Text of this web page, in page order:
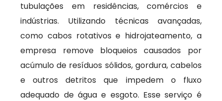
tubulações em residências, comércios e
indústrias. Utilizando técnicas avançadas,
como cabos rotativos e hidrojateamento, a
empresa remove bloqueios causados por
acúmulo de resíduos sólidos, gordura, cabelos
e outros detritos que impedem o fluxo
adequado de água e esgoto. Esse serviço é